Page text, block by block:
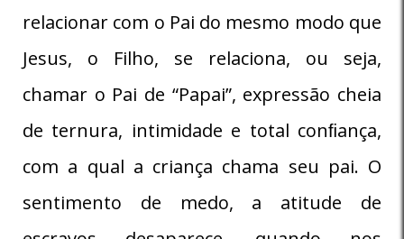
relacionar com o Pai do mesmo modo que
Jesus, o Filho, se relaciona, ou seja,
chamar o Pai de “Papai”, expressão cheia
de ternura, intimidade e total conﬁança,
com a qual a criança chama seu pai. O
sentimento de medo, a atitude de